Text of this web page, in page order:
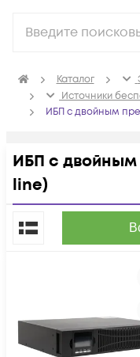
Каталог
Источники
ИБП с двойным
ИБП с
line)
По